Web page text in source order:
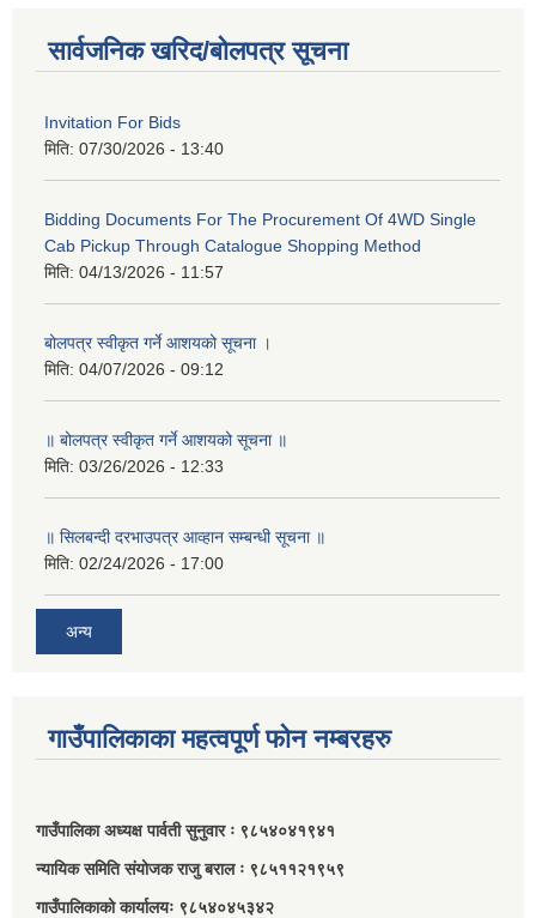
सार्वजनिक खरिद/बोलपत्र सूचना
Invitation For Bids
मिति: 07/30/2026 - 13:40
Bidding Documents For The Procurement Of 4WD Single
Cab Pickup Through Catalogue Shopping Method
मिति: 04/13/2026 - 11:57
बोलपत्र स्वीकृत गर्ने आशयको सूचना ।
मिति: 04/07/2026 - 09:12
॥ बोलपत्र स्वीकृत गर्ने आशयको सूचना ॥
मिति: 03/26/2026 - 12:33
॥ सिलबन्दी दरभाउपत्र आव्हान सम्बन्धी सूचना ॥
मिति: 02/24/2026 - 17:00
अन्य
गाउँपालिकाका महत्वपूर्ण फोन नम्बरहरु
गाउँपालिका अध्यक्ष पार्वती सुनुवार ः ९८५४०४१९४१
न्यायिक समिति संयोजक राजु बराल ः ९८५११२१९५९
गाउँपालिकाको कार्यालयः ९८५४०४५३४२